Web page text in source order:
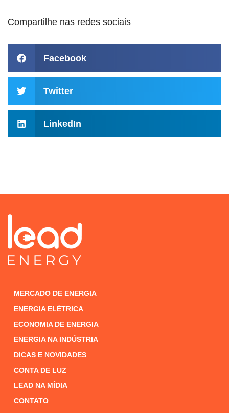
Compartilhe nas redes sociais
Facebook
Twitter
LinkedIn
MERCADO DE ENERGIA
ENERGIA ELÉTRICA
ECONOMIA DE ENERGIA
ENERGIA NA INDÚSTRIA
DICAS E NOVIDADES
CONTA DE LUZ
LEAD NA MÍDIA
CONTATO